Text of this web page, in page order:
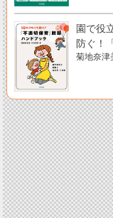
園で役
防ぐ！
菊地奈津